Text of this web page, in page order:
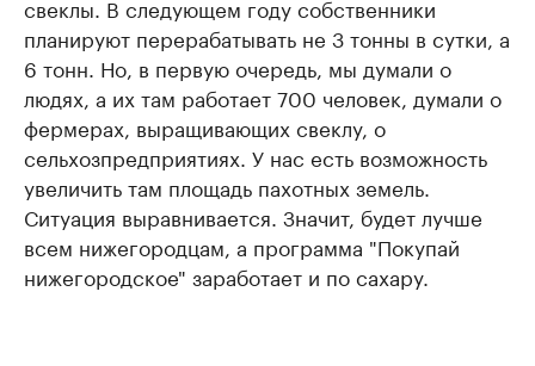
свеклы. В следующем году собственники
планируют перерабатывать не 3 тонны в сутки, а
6 тонн. Но, в первую очередь, мы думали о
людях, а их там работает 700 человек, думали о
фермерах, выращивающих свеклу, о
сельхозпредприятиях. У нас есть возможность
увеличить там площадь пахотных земель.
Ситуация выравнивается. Значит, будет лучше
всем нижегородцам, а программа "Покупай
нижегородское" заработает и по сахару.